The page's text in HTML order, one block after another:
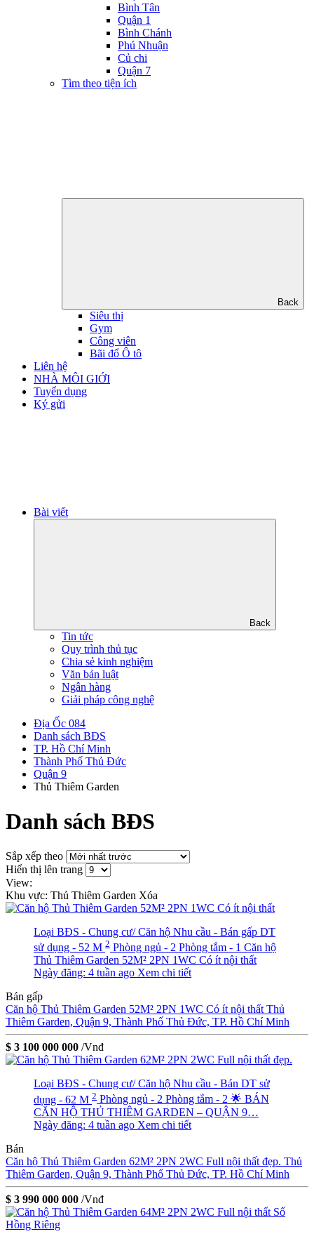
Bình Tân
Quận 1
Bình Chánh
Phú Nhuận
Củ chi
Quận 7
Tìm theo tiện ích
Back
Siêu thị
Gym
Công viên
Bãi đổ Ô tô
Liên hệ
NHÀ MÔI GIỚI
Tuyển dụng
Ký gửi
Bài viết
Back
Tin tức
Quy trình thủ tục
Chia sẻ kinh nghiệm
Văn bản luật
Ngân hàng
Giải pháp công nghệ
Địa Ốc 084
Danh sách BĐS
TP. Hồ Chí Minh
Thành Phố Thủ Đức
Quận 9
Thủ Thiêm Garden
Danh sách BĐS
Sắp xếp theo
Hiển thị lên trang
View:
Khu vực: Thủ Thiêm Garden Xóa
Loại BĐS - Chung cư/ Căn hộ Nhu cầu - Bán gấp DT
sử dụng - 52 M 2 Phòng ngủ - 2 Phòng tắm - 1 Căn hộ
Thủ Thiêm Garden 52M² 2PN 1WC Có ít nội thất
Ngày đăng: 4 tuần ago Xem chi tiết
Bán gấp
Căn hộ Thủ Thiêm Garden 52M² 2PN 1WC Có ít nội thất Thủ
Thiêm Garden, Quận 9, Thành Phố Thủ Đức, TP. Hồ Chí Minh
$ 3 100 000 000 /Vnđ
Loại BĐS - Chung cư/ Căn hộ Nhu cầu - Bán DT sử
dụng - 62 M 2 Phòng ngủ - 2 Phòng tắm - 2 🌟 BÁN
CĂN HỘ THỦ THIÊM GARDEN – QUẬN 9…
Ngày đăng: 4 tuần ago Xem chi tiết
Bán
Căn hộ Thủ Thiêm Garden 62M² 2PN 2WC Full nội thất đẹp. Thủ
Thiêm Garden, Quận 9, Thành Phố Thủ Đức, TP. Hồ Chí Minh
$ 3 990 000 000 /Vnđ